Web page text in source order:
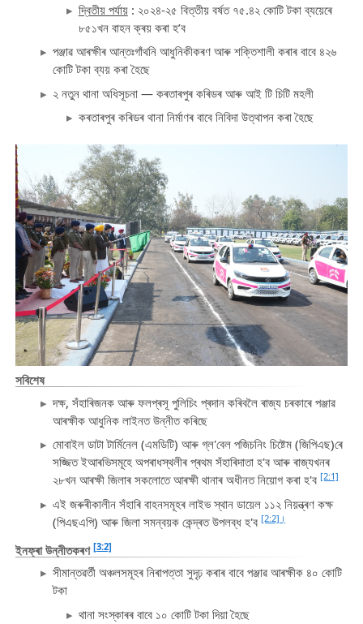
দ্বিতীয় পৰ্যায়: ২০২৪-২৫ বিত্তীয় বৰ্ষত ৭৫.৪২ কোটি টকা ব্যয়েৰে
৮৫১খন বাহন ক্ৰয় কৰা হ’ব
পঞ্জাৱ আৰক্ষীৰ আন্তঃগাঁথনি আধুনিকীকৰণ আৰু শক্তিশালী কৰাৰ বাবে ৪২৬
কোটি টকা ব্যয় কৰা হৈছে
২ নতুন থানা অধিসূচনা — কৰতাৰপুৰ কৰিডৰ আৰু আই টি চিটি মহলী
কৰতাৰপুৰ কৰিডৰ থানা নিৰ্মাণৰ বাবে নিবিদা উত্থাপন কৰা হৈছে
সবিশেষ
দক্ষ, সঁহাৰিজনক আৰু ফলপ্ৰসূ পুলিচিং প্ৰদান কৰিবলৈ ৰাজ্য চৰকাৰে পঞ্জাৱ
আৰক্ষীক আধুনিক লাইনত উন্নীত কৰিছে
মোবাইল ডাটা টাৰ্মিনেল (এমডিটি) আৰু গ্ল'বেল পজিচনিং চিষ্টেম (জিপিএছ)ৰে
সজ্জিত ইআৰভিসমূহে অপৰাধস্থলীৰ প্ৰথম সঁহাৰিদাতা হ'ব আৰু ৰাজ্যখনৰ
২৮খন আৰক্ষী জিলাৰ সকলোতে আৰক্ষী থানাৰ অধীনত নিয়োগ কৰা হ'ব [2:1]
এই জৰুৰীকালীন সঁহাৰি বাহনসমূহৰ লাইভ স্থান ডায়েল ১১২ নিয়ন্ত্ৰণ কক্ষ
(পিএছএপি) আৰু জিলা সমন্বয়ক কেন্দ্ৰত উপলব্ধ হ'ব [2:2]।
ইনফ্ৰা উন্নীতকৰণ [3:2]
সীমান্তৱৰ্তী অঞ্চলসমূহৰ নিৰাপত্তা সুদৃঢ় কৰাৰ বাবে পঞ্জাৱ আৰক্ষীক ৪০ কোটি
টকা
থানা সংস্কাৰৰ বাবে ১০ কোটি টকা দিয়া হৈছে